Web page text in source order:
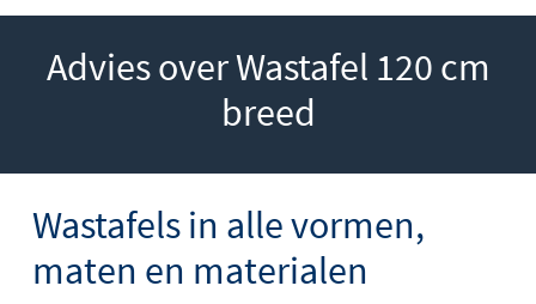
Advies over Wastafel 120 cm
breed
Wastafels in alle vormen,
maten en materialen